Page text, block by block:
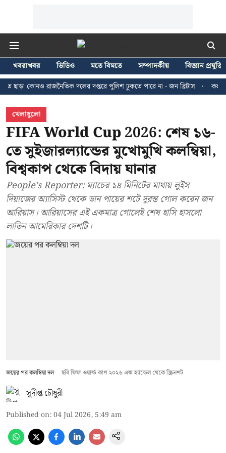
খবরাখবর ভিডিও মতে বিমতে সম্পাদকীয়
বিজ্ঞান প্রযুক্তি
রাজনৈতিক দলের দপ্তরে পুলিশ ঢুকতে পারে না - জন ব্রিটাস
কলকাতায় ২৪
খেলাধুলো
FIFA World Cup 2026: শেষ ১৬-
তে সুইজারল্যান্ডের মুখোমুখি কলম্বিয়া,
বিশ্বকাপ থেকে বিদায় ঘানার
People's Reporter: ম্যাচের ১৪ মিনিটের মাথায় লুইস
দিয়াজের অ্যাসিস্ট থেকে ডান পায়ের শটে দুরন্ত গোল করেন জন
আরিয়াস। আরিয়াসের এই একমাত্র গোলেই শেষ হাসি হাসলো
লাতিন আমেরিকার দেশটি।
জয়ের পর কলম্বিয়া দল ছবি ফিফা ওয়ার্ল্ড কাপ ২০২৬ এক্স হ্যান্ডেল থেকে স্ক্রিনশট
সুদীপ্ত চৌধুরী
Published on:04 Jul 2026, 5:49 am